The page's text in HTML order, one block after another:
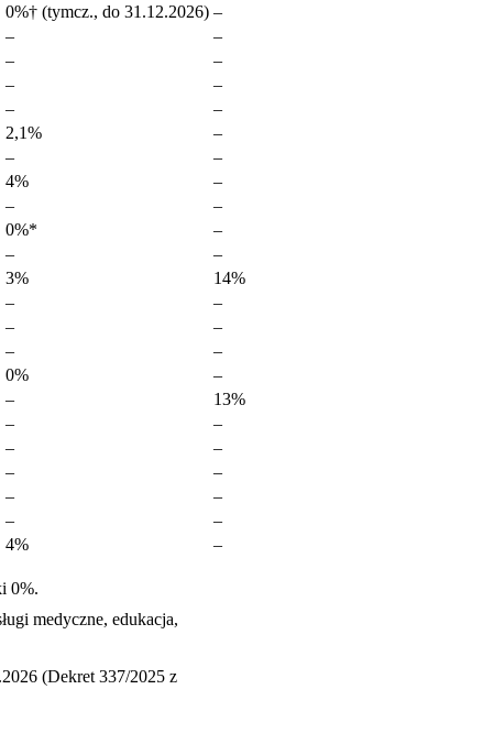
0%† (tymcz., do 31.12.2026) –
–
–
–
–
–
–
–
–
2,1%
–
–
–
4%
–
–
–
0%*
–
–
–
3%
14%
–
–
–
–
–
–
0%
–
–
13%
–
–
–
–
–
–
–
–
–
–
4% –
0%.
medyczne, edukacja,
(Dekret 337/2025 z